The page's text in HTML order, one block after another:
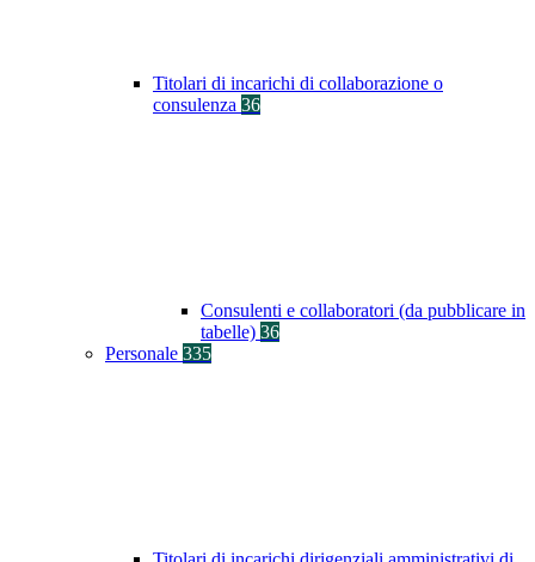
Titolari di incarichi di collaborazione o
consulenza 36
Consulenti e collaboratori (da pubblicare in
tabelle) 36
Personale 335